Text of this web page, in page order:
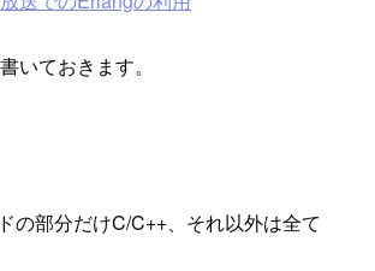
いておきます。
の部分だけC/C++、それ以外は全て